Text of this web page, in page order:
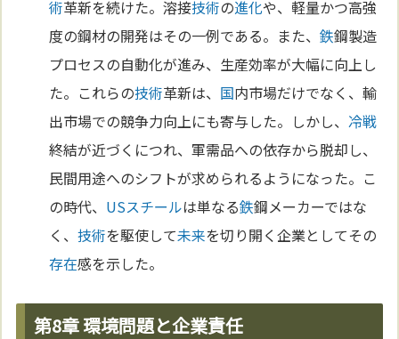
術革新を続けた。溶接技術の進化や、軽量かつ高強
度の鋼材の開発はその一例である。また、鉄鋼製造
プロセスの自動化が進み、生産効率が大幅に向上し
た。これらの技術革新は、 国内市場だけでなく、輸
出市場での競争力向上にも寄与した。しかし、冷戦
終結が近づくにつれ、軍需品への依存から脱却し、
民間用途へのシフトが求められるようになった。こ
の時代、 USスチールは単なる鉄鋼メーカーではな
く、技術を駆使して未来を切り開く企業としてその
存在感を示した。
第8章 環境問題と企業責任